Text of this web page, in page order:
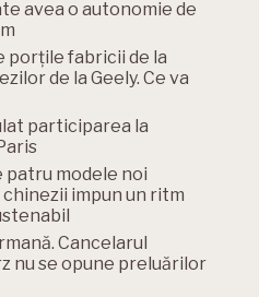
avea o autonomie de
porțile fabricii de la
de la Geely. Ce va
participarea la
patru modele noi
chinezii impun un ritm
Cancelarul
nu se opune preluărilor